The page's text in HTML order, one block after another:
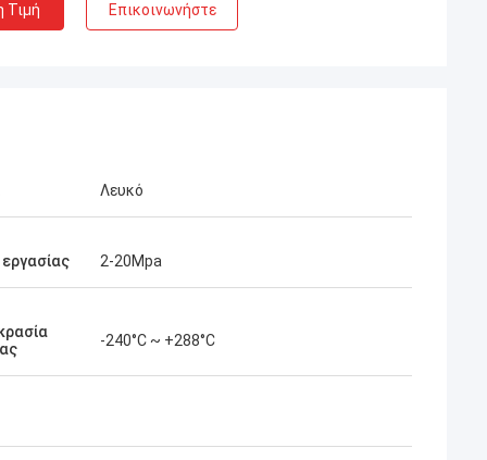
Τιμή Επικοινωνήστε
Λευκό
2-20Mpa
-240°C ~ +288°C